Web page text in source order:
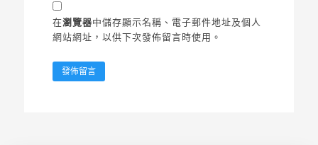
在瀏覽器中儲存顯示名稱、電子郵件地址及個人
網站網址，以供下次發佈留言時使用。